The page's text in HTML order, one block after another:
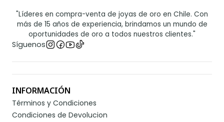
"Líderes en compra-venta de joyas de oro en Chile. Con
más de 15 años de experiencia, brindamos un mundo de
oportunidades de oro a todos nuestros clientes."
Síguenos
INFORMACIÓN
Términos y Condiciones
Condiciones de Devolucion